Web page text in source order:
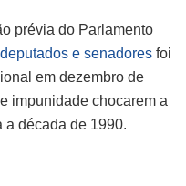
prévia do Parlamento
e senadores foi
em dezembro de
impunidade chocarem a
década de 1990.